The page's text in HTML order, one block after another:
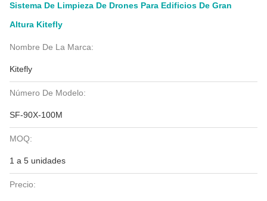
Sistema De Limpieza De Drones Para Edificios De Gran
Altura Kitefly
Nombre De La Marca:
Kitefly
Número De Modelo:
SF-90X-100M
MOQ:
1 a 5 unidades
Precio: